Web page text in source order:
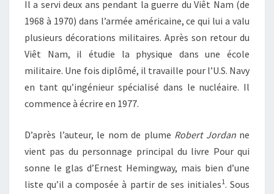
Il a servi deux ans pendant la guerre du Viêt Nam (de
1968 à 1970) dans l’armée américaine, ce qui lui a valu
plusieurs décorations militaires. Après son retour du
Viêt Nam, il étudie la physique dans une école
militaire. Une fois diplômé, il travaille pour l’U.S. Navy
en tant qu’ingénieur spécialisé dans le nucléaire. Il
commence à écrire en 1977.
D’après l’auteur, le nom de plume Robert Jordanne
vient pas du personnage principal du livre Pour qui
sonne le glas d’Ernest Hemingway, mais bien d’une
liste qu’il a composée à partir de ses initiales1. Sous